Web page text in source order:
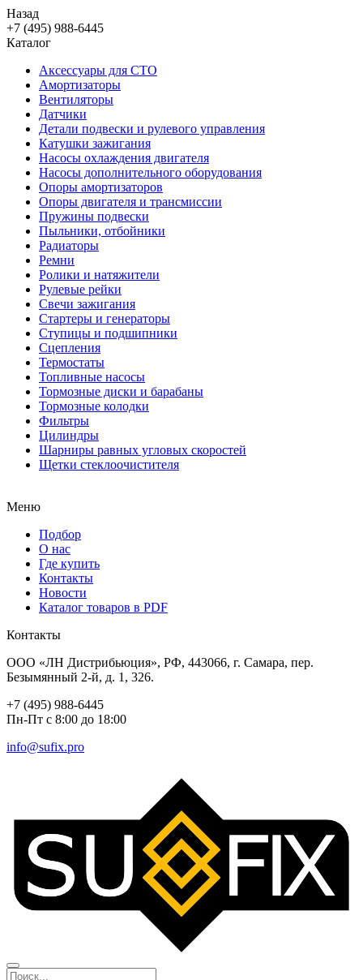
Назад
+7 (495) 988-6445
Каталог
Аксессуары для СТО
Амортизаторы
Вентиляторы
Датчики
Детали подвески и рулевого управления
Катушки зажигания
Насосы охлаждения двигателя
Насосы дополнительного оборудования
Опоры амортизаторов
Опоры двигателя и трансмиссии
Пружины подвески
Пыльники, отбойники
Радиаторы
Ремни
Ролики и натяжители
Рулевые рейки
Свечи зажигания
Стартеры и генераторы
Ступицы и подшипники
Сцепления
Термостаты
Топливные насосы
Тормозные диски и барабаны
Тормозные колодки
Фильтры
Цилиндры
Шарниры равных угловых скоростей
Щетки стеклоочистителя
Меню
Подбор
О нас
Где купить
Контакты
Новости
Каталог товаров в PDF
Контакты
ООО «ЛН Дистрибьюция», РФ, 443066, г. Самара, пер.
Безымянный 2-й, д. 1, 326.
+7 (495) 988-6445
Пн-Пт с 8:00 до 18:00
info@sufix.pro